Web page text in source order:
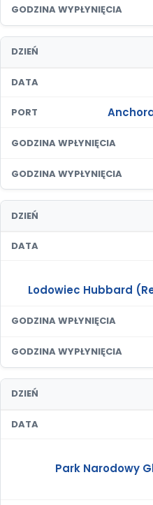
GODZINA WYPŁYNIĘCIA
DZIEŃ
DATA
PORT
GODZINA WPŁYNIĘCIA
GODZINA WYPŁYNIĘCIA
DZIEŃ
DATA
Lodowiec Hubbard
GODZINA WPŁYNIĘCIA
GODZINA WYPŁYNIĘCIA
DZIEŃ
DATA
Park Narodowy